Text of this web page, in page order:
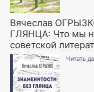
Вячеслав
ГЛЯНЦА: Что мы
советской
Читать